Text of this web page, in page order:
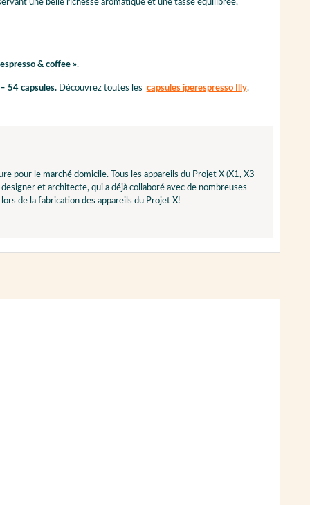
une belle richesse aromatique et une tasse équilibrée,
& coffee ».
54 capsules.Découvrez toutes les capsules iperespresso Illy.
pour le marché domicile. Tous les appareils du Projet X (X1, X3
et architecte, qui a déjà collaboré avec de nombreuses
de la fabrication des appareils du Projet X!